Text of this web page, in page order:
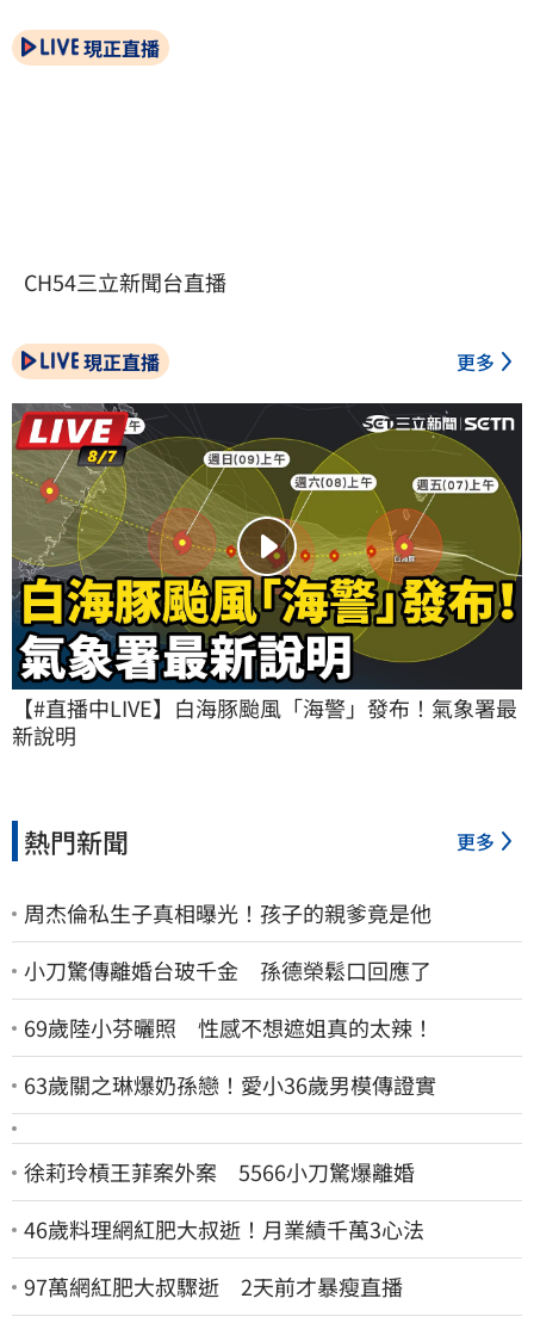
現正直播
CH54三立新聞台直播
現正直播 更多
【#直播中LIVE】白海豚颱風「海警」發布！氣象署最
新說明
熱門新聞 更多
周杰倫私生子真相曝光！孩子的親爹竟是他
小刀驚傳離婚台玻千金 孫德榮鬆口回應了
69歲陸小芬曬照 性感不想遮姐真的太辣！
63歲關之琳爆奶孫戀！愛小36歲男模傳證實
徐莉玲槓王菲案外案 5566小刀驚爆離婚
46歲料理網紅肥大叔逝！月業績千萬3心法
97萬網紅肥大叔驟逝 2天前才暴瘦直播